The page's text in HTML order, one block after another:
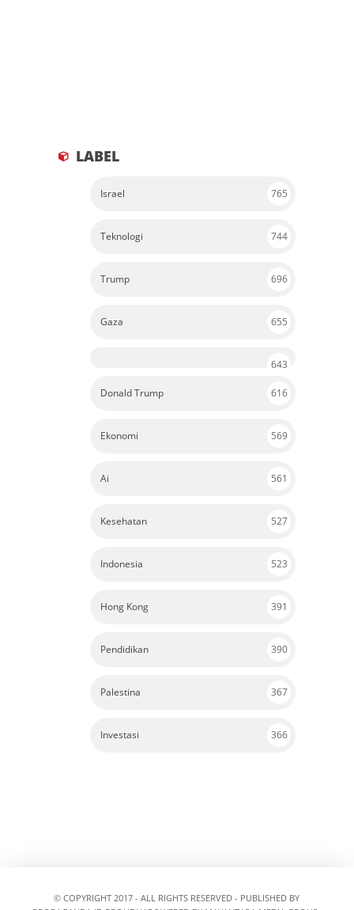
LABEL
Israel 765
Teknologi 744
Trump 696
Gaza 655
643
Donald Trump 616
Ekonomi 569
Ai 561
Kesehatan 527
Indonesia 523
Hong Kong 391
Pendidikan 390
Palestina 367
Investasi 366
© COPYRIGHT 2017 - ALL RIGHTS RESERVED - PUBLISHED BY